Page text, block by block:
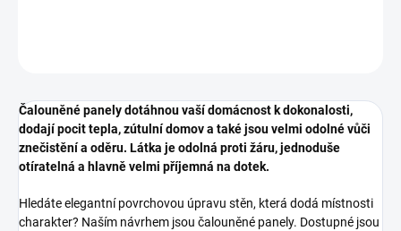
Čalouněné panely dotáhnou vaší domácnost k dokonalosti,
dodají pocit tepla, zútulní domov a také jsou velmi odolné vůči
znečistění a oděru. Látka je odolná proti žáru, jednoduše
otíratelná a hlavně velmi příjemná na dotek.
Hledáte elegantní povrchovou úpravu stěn, která dodá místnosti
charakter? Naším návrhem jsou čalouněné panely. Dostupné jsou